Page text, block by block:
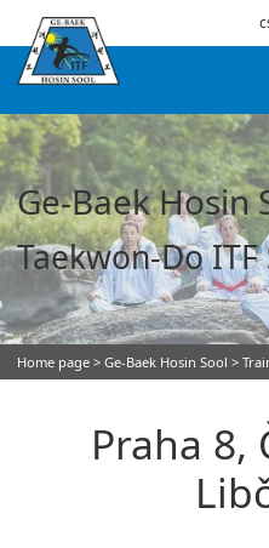
Ge-Baek Hosin
Taekwon-Do
Home page > Ge-Baek Hosin Sool >
Praha 8,